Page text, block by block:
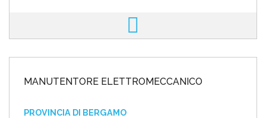
MANUTENTORE ELETTROMECCANICO
PROVINCIA DI BERGAMO